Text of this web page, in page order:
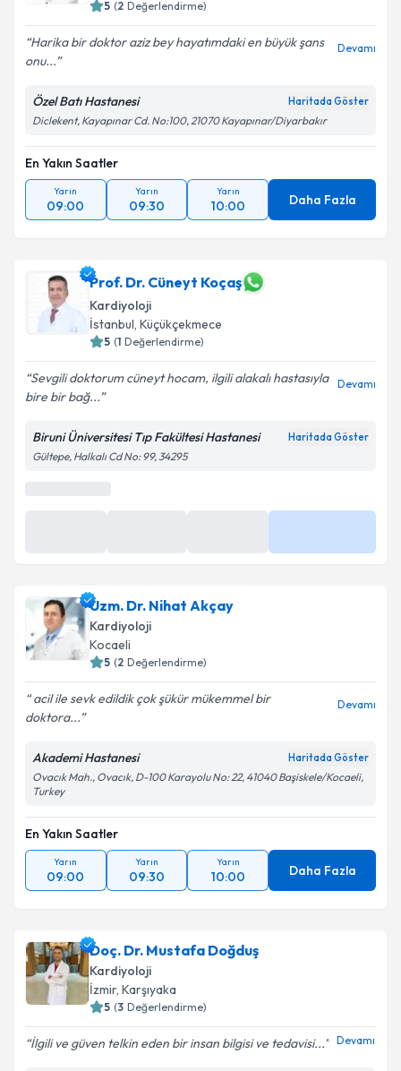
5 (2 Değerlendirme)
Harika bir doktor aziz bey hayatımdaki en büyük şans
onu...
Devamı
Özel Batı Hastanesi Haritada Göster
Diclekent, Kayapınar Cd. No:100, 21070 Kayapınar/Diyarbakır
En Yakın Saatler
Yarın
09:00
Yarın
09:30
Yarın
10:00 Daha Fazla
Prof. Dr. Cüneyt Koçaş
Kardiyoloji
İstanbul, Küçükçekmece
5 (1 Değerlendirme)
Sevgili doktorum cüneyt hocam, ilgili alakalı hastasıyla
bire bir bağ...
Devamı
Biruni Üniversitesi Tıp Fakültesi Hastanesi Haritada Göster
Gültepe, Halkalı Cd No: 99, 34295
Uzm. Dr. Nihat Akçay
Kardiyoloji
Kocaeli
( Değerlendirme)
acil ile sevk edildik çok şükür mükemmel bir
doktora...
Akademi Hastanesi
Ovacık Mah., Ovacık, D-100 Karayolu No: 22, 41040 Başiskele/Kocaeli,
Turkey
En Yakın Saatler
Yarın
09:00
Yarın
09:30
Yarın
10:00 Daha Fazla
Doç. Dr. Mustafa Doğduş
Kardiyoloji
İzmir,Karşıyaka
( Değerlendirme)
İlgili ve güven telkin eden bir insan bilgisi ve tedavisi...